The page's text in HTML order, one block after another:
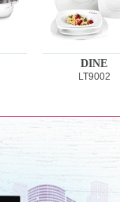
DINE
LT9002